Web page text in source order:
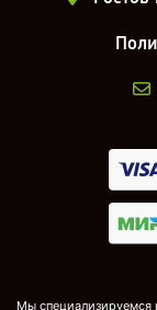
Мы специализируемся